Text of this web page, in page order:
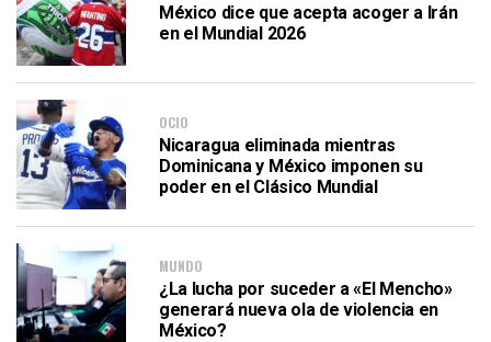
México dice que acepta acoger a Irán
en el Mundial 2026
OCIO
Nicaragua eliminada mientras
Dominicana y México imponen su
poder en el Clásico Mundial
MUNDO
¿La lucha por suceder a «El Mencho»
generará nueva ola de violencia en
México?